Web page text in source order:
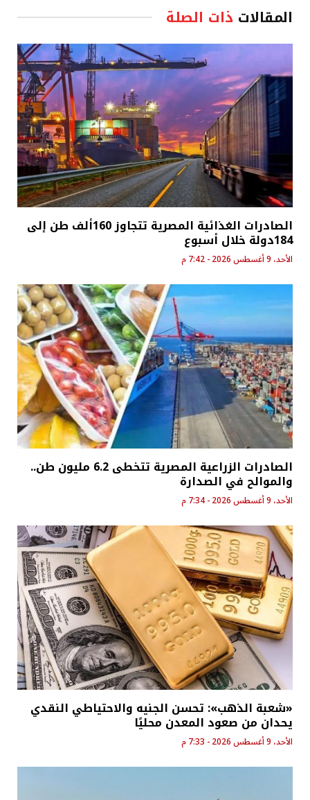
المقالات ذات الصلة
الصادرات الغذائية المصرية تتجاوز 160ألف طن إلى
184دولة خلال أسبوع
الأحد، 9 أغسطس 2026 - 7:42 م
الصادرات الزراعية المصرية تتخطى 6.2 مليون طن..
والموالح في الصدارة
الأحد، 9 أغسطس 2026 - 7:34 م
«شعبة الذهب»: تحسن الجنيه والاحتياطي النقدي
يحدان من صعود المعدن محليًا
الأحد، 9 أغسطس 2026 - 7:33 م